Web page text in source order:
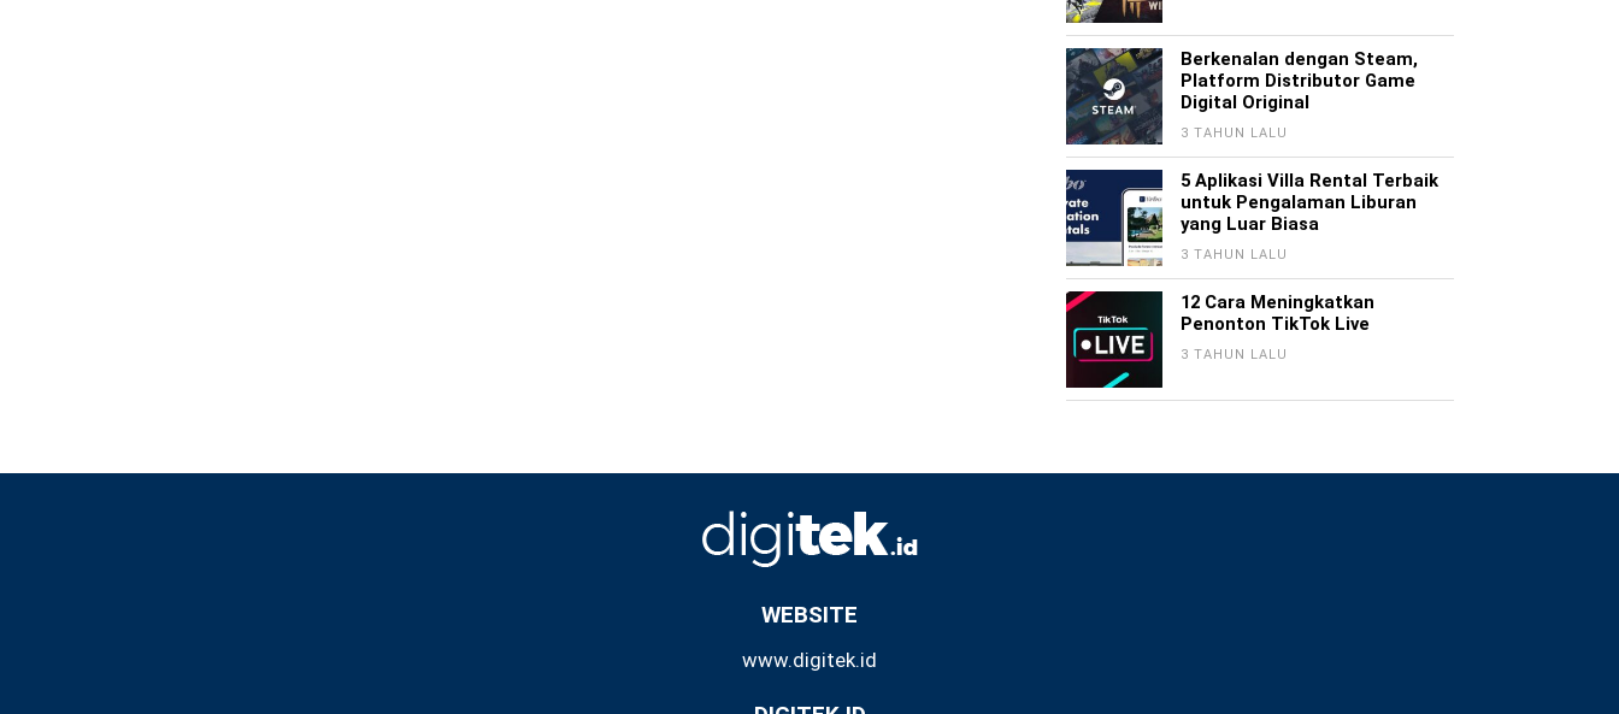
Berkenalan dengan Steam,
Platform Distributor Game
Digital Original
3 TAHUN LALU
5 Aplikasi Villa Rental Terbaik
untuk Pengalaman Liburan
yang Luar Biasa
3 TAHUN LALU
12 Cara Meningkatkan
Penonton TikTok Live
3 TAHUN LALU
WEBSITE
www.digitek.id